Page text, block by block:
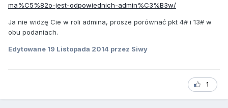
ma%C5%82o-jest-odpowiednich-admin%C3%B3w/
Ja nie widzę Cie w roli admina, prosze porównać pkt 4# i 13# w
obu podaniach.
Edytowane 19 Listopada 2014 przez Siwy
1